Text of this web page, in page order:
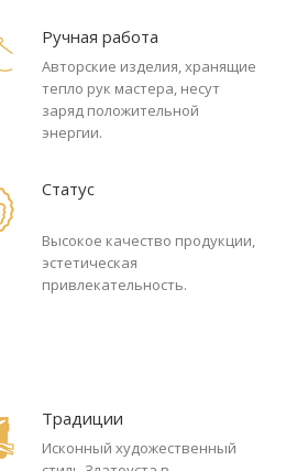
Ручная работа
Авторские изделия, хранящие
тепло рук мастера, несут
заряд положительной
энергии.
Статус
Высокое качество продукции,
эстетическая
привлекательность.
Традиции
Исконный художественный